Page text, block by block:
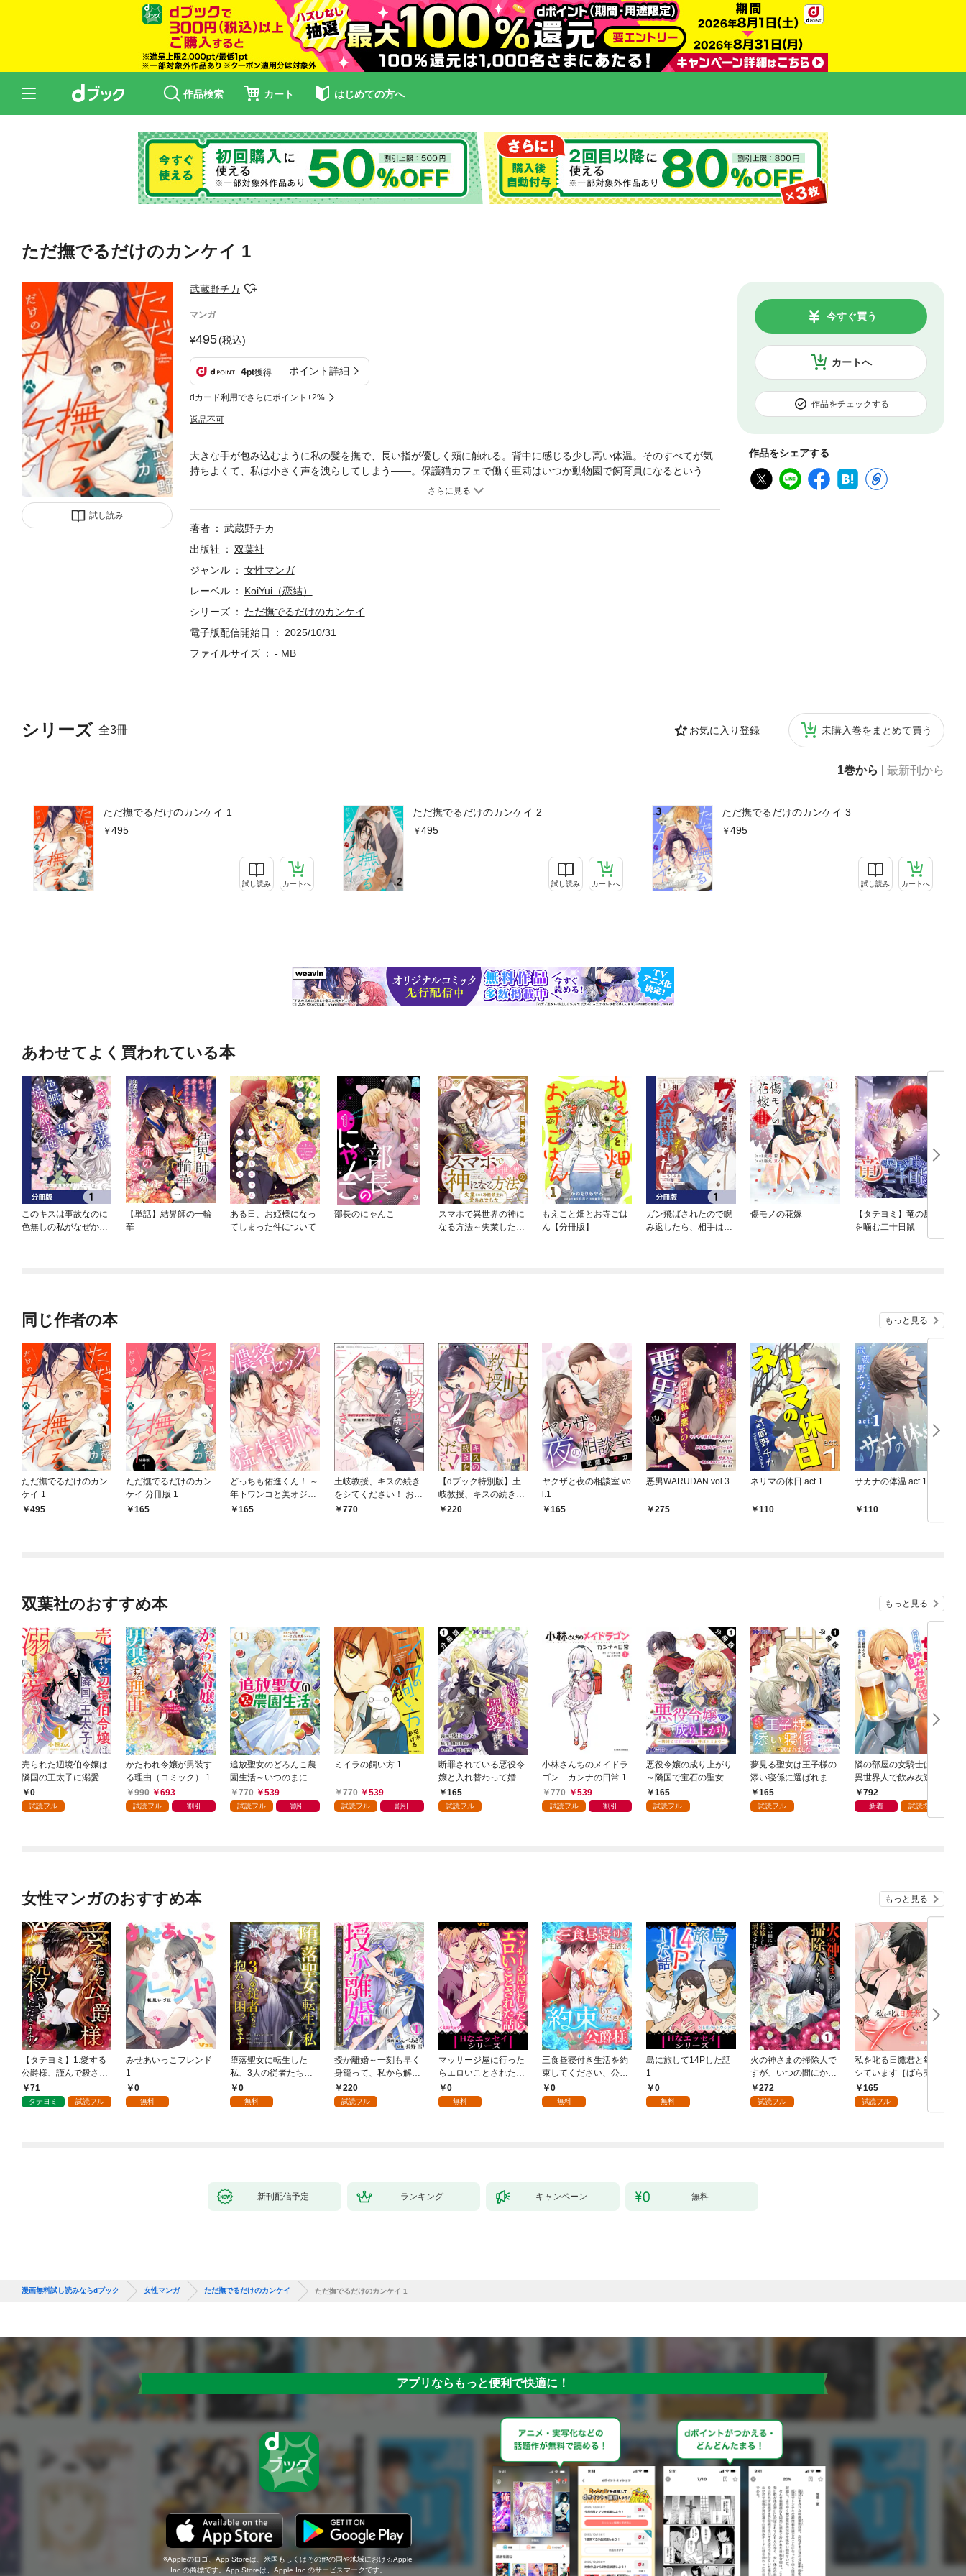
作品検索 カート はじめての方へ
ただ撫でるだけのカンケイ 1
試し読み
武蔵野チカ
マンガ
495(税込)
4pt獲得 ポイント詳細
dカード利用でさらにポイント+2%
返品不可
カートへ
今すぐ買う
作品をチェックする
作品をシェアする
シリーズ 全3冊 お気に入り登録 未購入巻をまとめて買う
1巻から 最新刊から
ただ撫でるだけのカンケイ 1
495
試し読み カートへ
ただ撫でるだけのカンケイ 2
495
試し読み カートへ
ただ撫でるだけのカンケイ 3
495
試し読み カートへ
大きな手が包み込むように私の髪を撫で、長い指が優しく頬に触れる。背中に感じる少し高い体温。そのすべてが気
持ちよくて、私は小さく声を洩らしてしまう――。保護猫カフェで働く亜莉はいつか動物園で飼育員になるという夢
を抱いている女の子。そんな亜莉はバイト先の猫カフェで涙を流す長身長髪の美しい男に目を奪われた――瞬間、男
ける。「僕と撫で友になってください」と…。猫がつないだ二人のぎこちなさすぎるラブコメディ！ ※分冊版1～3
収録
著者
武蔵野チカ
出版社
双葉社
ジャンル
女性マンガ
レーベル
KoiYui（恋結）
シリーズ
ただ撫でるだけのカンケイ
電子版配信開始日
2025/10/31
ファイルサイズ
- MB
あわせてよく買われている本
このキスは事故なのに
色無しの私がなぜか最
【単話】結界師の一輪
華
ある日、お姫様になっ
てしまった件について
部長のにゃんこ
スマホで異世界の神に
なる方法～失業したら
もえこと畑とお寺ごは
ん【分冊版】
ガン飛ばされたので睨
み返したら、相手は公
傷モノの花嫁
【タテヨミ】竜の尻尾
を噛む二十日鼠
同じ作者の本 もっと見る
ただ撫でるだけのカン
ケイ 1
495
ただ撫でるだけのカン
ケイ 分冊版 1
165
どっちも佑進くん！ ～
年下ワンコと美オジと
私、濃密セックス猛特
165
土岐教授、キスの続き
をシてください！ おじ
さまとはぐくむ極甘レ
770
【dブック特別版】土
岐教授、キスの続きを
シてください！ おじさ
220
ヤクザと夜の相談室 vo
l.1
165
悪男WARUDAN vol.3
275
ネリマの休日 act.1
110
サカナの体温 act.1
110
双葉社のおすすめ本 もっと見る
売られた辺境伯令嬢は
隣国の王太子に溺愛さ
れる 1
0
試読フル
かたわれ令嬢が男装す
る理由（コミック） 1
990
693
試読フル 割引
追放聖女のどろんこ農
園生活～いつのまにか
隣国を救ってしまいま
した～（コミック） 1
770 539
試読フル 割引
ミイラの飼い方 1
770 539
試読フル 割引
断罪されている悪役令
嬢と入れ替わって婚約
者たちをぶっ飛ばした
ら、溺愛が待っていま
165
試読フル
小林さんちのメイドラ
ゴン カンナの日常 1
770
539
試読フル 割引
悪役令嬢の成り上がり
～隣国で宝石の聖女と
呼ばれるまで～（コミ
ック） 分冊版 1
165
試読フル
夢見る聖女は王子様の
添い寝係に選ばれまし
た（コミック） 分冊版
1
165
試読フル
隣の部屋の女騎士は、
異世界人で飲み友達
（コミック） 1
792
新着 試読増量
女性マンガのおすすめ本 もっと見る
【タテヨミ】1.愛する
公爵様、謹んで殺させ
ていただきます！
71
タテヨミ 試読フル
みせあいっこフレンド
1
0
無料
堕落聖女に転生した
私、3人の従者たちに
抱かれて困ってます 第
1話
0
無料
授か離婚～一刻も早く
身籠って、私から解放
してさしあげます！1
220
試読フル
マッサージ屋に行った
らエロいことされた話
1 0
無料
三食昼寝付き生活を約
束してください、公爵
様 1話
0
無料
島に旅して14Pした話
1
0
無料
火の神さまの掃除人で
すが、いつの間にか花
嫁として溺愛されてい
ます【単話】（１）
272
試読フル
私を叱る日鷹君と毎晩
シています［ばら売
り］ 第1話
165
試読フル
新刊配信予定 ランキング キャンペーン 無料
漫画無料試し読みならdブック 女性マンガ ただ撫でるだけのカンケイ ただ撫でるだけのカンケイ 1
アプリならもっと便利で快適に！
Appleのロゴ、App Storeは、米国もしくはその他の国や地域におけるApple
Inc.の商標です。App Storeは、Apple Inc.のサービスマークです。